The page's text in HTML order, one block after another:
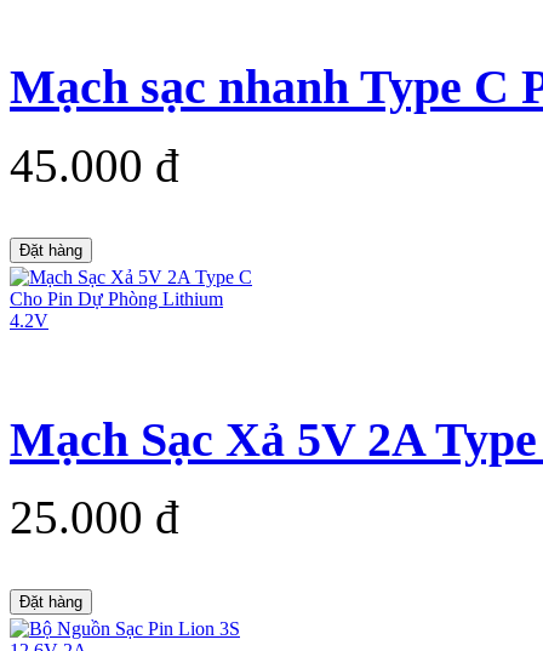
Mạch sạc nhanh Type C
45.000 đ
Đặt hàng
Mạch Sạc Xả 5V 2A
25.000 đ
Đặt hàng